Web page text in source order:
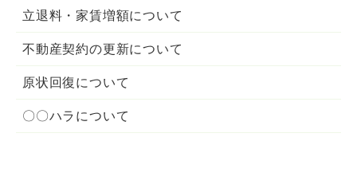
立退料・家賃増額について
不動産契約の更新について
原状回復について
〇〇ハラについて